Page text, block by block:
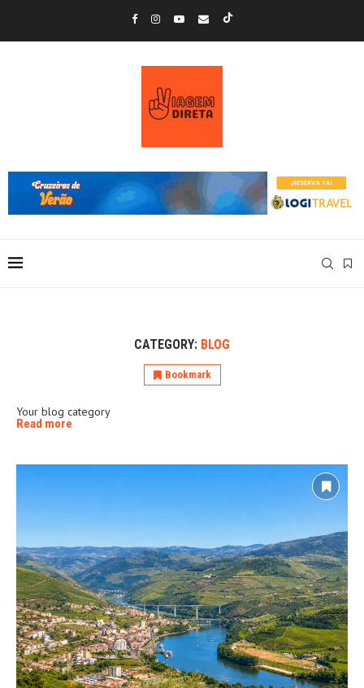
CATEGORY: BLOG
Bookmark
Your blog category
Read more